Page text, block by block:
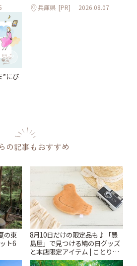
兵庫県 [PR] 2026.08.07
”にぴ
の記事もおすすめ
の東
ト6
8月10日だけの限定品も♪「豊
島屋」で見つける鳩の日グッズ
と本店限定アイテム | ことりっ
ぷ